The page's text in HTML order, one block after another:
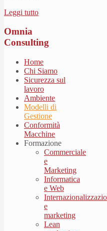
Leggi tutto
Omnia
Consulting
Home
Chi Siamo
Sicurezza sul
lavoro
Ambiente
Modelli di
Gestione
Conformità
Macchine
Formazione
Commerciale
e
Marketing
Informatica
e Web
e
marketing
Lean